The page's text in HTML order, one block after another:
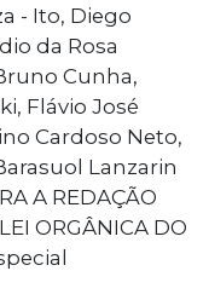
- Ito, Diego
da Rosa
Cunha,
Flávio José
Cardoso Neto,
Lanzarin
A REDAÇÃO
ORGÂNICA DO